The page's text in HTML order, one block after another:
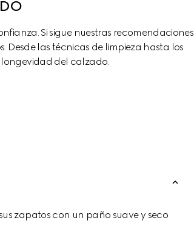
Si sigue nuestras recomendaciones
las técnicas de limpieza hasta los
del calzado.
zapatos con un paño suave y seco